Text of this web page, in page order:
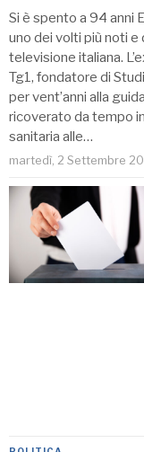
Si è spento a 94 anni
uno dei volti più noti e
televisione italiana.
Tg1, fondatore di
per vent’anni alla
ricoverato da tempo
sanitaria alle…
martedì, 2 Settembre